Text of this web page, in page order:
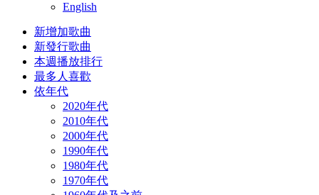
English
新增加歌曲
新發行歌曲
本週播放排行
最多人喜歡
依年代
2020年代
2010年代
2000年代
1990年代
1980年代
1970年代